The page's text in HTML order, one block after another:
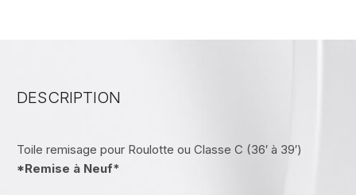
DESCRIPTION
Toile remisage pour Roulotte ou Classe C (36′ à 39′)
*Remise à Neuf*